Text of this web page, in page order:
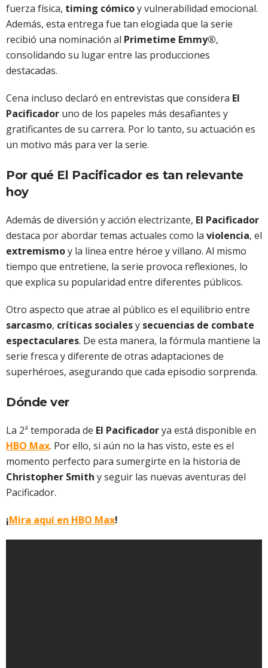
fuerza física, timing cómicoy vulnerabilidad emocional.
Además, esta entrega fue tan elogiada que la serie
recibió una nominación al Primetime Emmy®,
consolidando su lugar entre las producciones
destacadas.
Cena incluso declaró en entrevistas que considera El
Pacificador uno de los papeles más desafiantes y
gratificantes de su carrera. Por lo tanto, su actuación es
un motivo más para ver la serie.
Por qué El Pacificador es tan relevante
hoy
Además de diversión y acción electrizante, El Pacificador
destaca por abordar temas actuales como la violencia, el
extremismoy la línea entre héroe y villano. Al mismo
tiempo que entretiene, la serie provoca reflexiones, lo
que explica su popularidad entre diferentes públicos.
Otro aspecto que atrae al público es el equilibrio entre
sarcasmo, críticas socialesy secuencias de combate
espectaculares. De esta manera, la fórmula mantiene la
serie fresca y diferente de otras adaptaciones de
superhéroes, asegurando que cada episodio sorprenda.
Dónde ver
La 2ª temporada de El Pacificadorya está disponible en
HBO Max. Por ello, si aún no la has visto, este es el
momento perfecto para sumergirte en la historia de
Christopher Smith y seguir las nuevas aventuras del
Pacificador.
¡Mira aquí en HBO Max!